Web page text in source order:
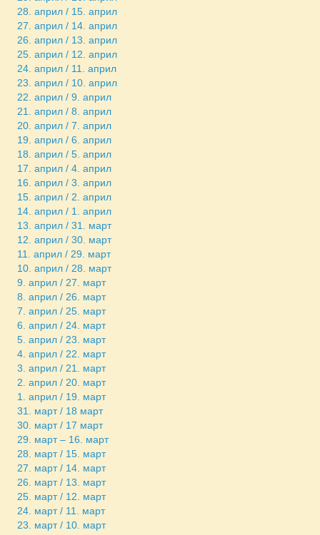
28. април / 15. април
27. април / 14. април
26. април / 13. април
25. април / 12. април
24. април / 11. април
23. април / 10. април
22. април / 9. април
21. април / 8. април
20. април / 7. април
19. април / 6. април
18. април / 5. април
17. април / 4. април
16. април / 3. април
15. април / 2. април
14. април / 1. април
13. април / 31. март
12. април / 30. март
11. април / 29. март
10. април / 28. март
9. април / 27. март
8. април / 26. март
7. април / 25. март
6. април / 24. март
5. април / 23. март
4. април / 22. март
3. април / 21. март
2. април / 20. март
1. април / 19. март
31. март / 18 март
30. март / 17 март
29. март – 16. март
28. март / 15. март
27. март / 14. март
26. март / 13. март
25. март / 12. март
24. март / 11. март
23. март / 10. март